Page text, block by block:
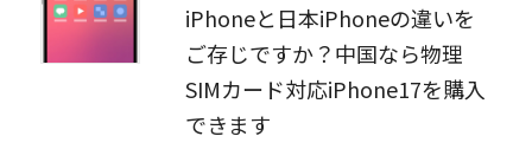
iPhoneと日本iPhoneの違いを
ご存じですか？中国なら物理
SIMカード対応iPhone17を購入
できます